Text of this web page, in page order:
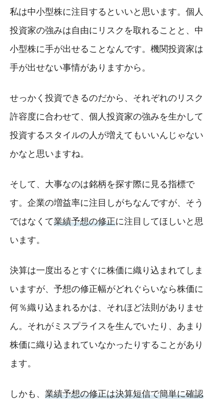
私は中小型株に注目するといいと思います。個人
投資家の強みは自由にリスクを取れることと、中
小型株に手が出せることなんです。機関投資家は
手が出せない事情がありますから。
せっかく投資できるのだから、それぞれのリスク
許容度に合わせて、個人投資家の強みを生かして
投資するスタイルの人が増えてもいいんじゃない
かなと思いますね。
そして、大事なのは銘柄を探す際に見る指標で
す。企業の増益率に注目しがちなんですが、そう
ではなくて業績予想の修正に注目してほしいと思
います。
決算は一度出るとすぐに株価に織り込まれてしま
いますが、予想の修正幅がどれぐらいなら株価に
何％織り込まれるかは、それほど法則がありませ
ん。それがミスプライスを生んでいたり、あまり
株価に織り込まれていなかったりすることがあり
ます。
しかも、 業績予想の修正は決算短信で簡単に確認